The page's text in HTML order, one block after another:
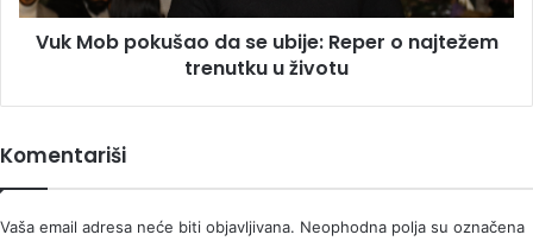
najtežem
trenutku
Vuk Mob pokušao da se ubije: Reper o najtežem
trenutku u životu
Komentariši
Vaša email adresa neće biti objavljivana. Neophodna polja su označena